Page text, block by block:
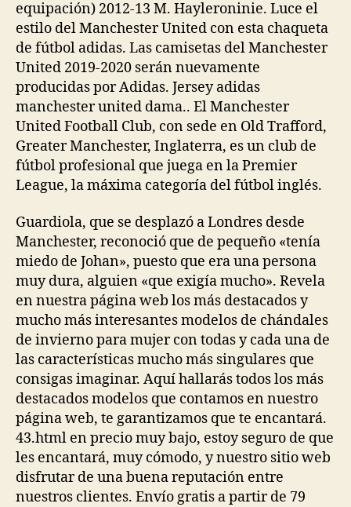
equipación) 2012-13 M. Hayleroninie. Luce el
estilo del Manchester United con esta chaqueta
de fútbol adidas. Las camisetas del Manchester
United 2019-2020 serán nuevamente
producidas por Adidas. Jersey adidas
manchester united dama.. El Manchester
United Football Club, con sede en Old Trafford,
Greater Manchester, Inglaterra, es un club de
fútbol profesional que juega en la Premier
League, la máxima categoría del fútbol inglés.
Guardiola, que se desplazó a Londres desde
Manchester, reconoció que de pequeño «tenía
miedo de Johan», puesto que era una persona
muy dura, alguien «que exigía mucho». Revela
en nuestra página web los más destacados y
mucho más interesantes modelos de chándales
de invierno para mujer con todas y cada una de
las características mucho más singulares que
consigas imaginar. Aquí hallarás todos los más
destacados modelos que contamos en nuestro
página web, te garantizamos que te encantará.
43.html en precio muy bajo, estoy seguro de que
les encantará, muy cómodo, y nuestro sitio web
disfrutar de una buena reputación entre
nuestros clientes. Envío gratis a partir de 79